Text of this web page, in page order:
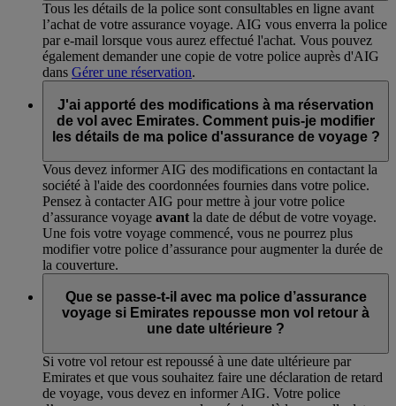
Tous les détails de la police sont consultables en ligne avant
l’achat de votre assurance voyage. AIG vous enverra la police
par e-mail lorsque vous aurez effectué l'achat. Vous pouvez
également demander une copie de votre police auprès d'AIG
dans Gérer une réservation.
J'ai apporté des modifications à ma réservation
de vol avec Emirates. Comment puis-je modifier
les détails de ma police d'assurance de voyage ?
Vous devez informer AIG des modifications en contactant la
société à l'aide des coordonnées fournies dans votre police.
Pensez à contacter AIG pour mettre à jour votre police
d’assurance voyage avant la date de début de votre voyage.
Une fois votre voyage commencé, vous ne pourrez plus
modifier votre police d’assurance pour augmenter la durée de
la couverture.
Que se passe-t-il avec ma police d’assurance
voyage si Emirates repousse mon vol retour à
une date ultérieure ?
Si votre vol retour est repoussé à une date ultérieure par
Emirates et que vous souhaitez faire une déclaration de retard
de voyage, vous devez en informer AIG. Votre police